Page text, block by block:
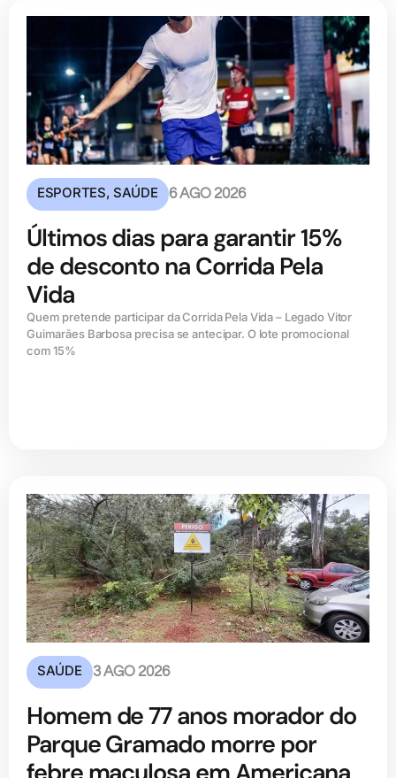
ESPORTES,SAÚDE 6 AGO 2026
Últimos dias para garantir 15%
de desconto na Corrida Pela
Vida
Quem pretende participar da Corrida Pela Vida – Legado Vitor
Guimarães Barbosa precisa se antecipar. O lote promocional
com 15%
SAÚDE 3 AGO 2026
Homem de 77 anos morador do
Parque Gramado morre por